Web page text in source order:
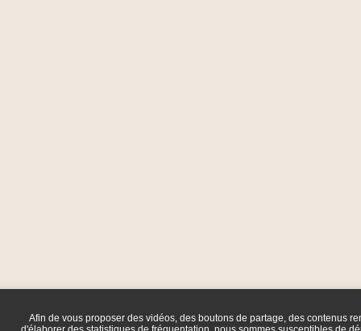
Afin de vous proposer des vidéos, des boutons de partage, des contenus